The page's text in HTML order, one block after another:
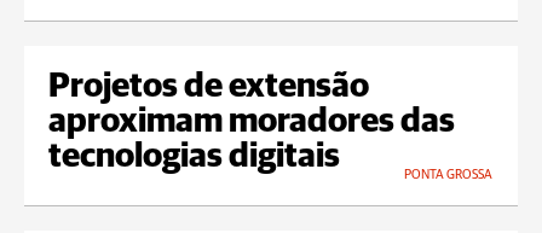
Projetos de extensão
aproximam moradores das
tecnologias digitais
PONTA GROSSA